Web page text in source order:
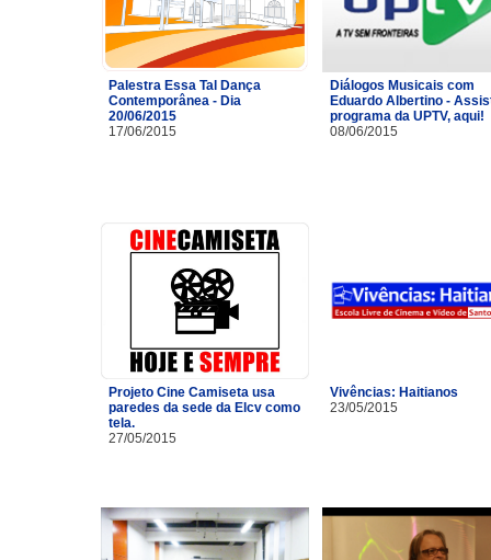
Palestra Essa Tal Dança
Contemporânea - Dia
20/06/2015
17/06/2015
Diálogos Musicais com
Eduardo Albertino -
programa da UPTV, aqui!
08/06/2015
Projeto Cine Camiseta usa
paredes da sede da Elcv como
tela.
27/05/2015
Vivências: Haitianos
23/05/2015